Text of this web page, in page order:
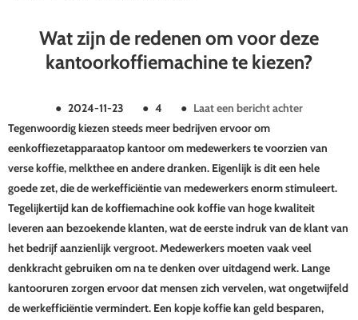
Wat zijn de redenen om voor deze
kantoorkoffiemachine te kiezen?
● 2024-11-23 ● 4 ● Laat een bericht achter
Tegenwoordig kiezen steeds meer bedrijven ervoor om
eenkoffiezetapparaatop kantoor om medewerkers te voorzien van
verse koffie, melkthee en andere dranken. Eigenlijk is dit een hele
goede zet, die de werkefficiëntie van medewerkers enorm stimuleert.
Tegelijkertijd kan de koffiemachine ook koffie van hoge kwaliteit
leveren aan bezoekende klanten, wat de eerste indruk van de klant van
het bedrijf aanzienlijk vergroot. Medewerkers moeten vaak veel
denkkracht gebruiken om na te denken over uitdagend werk. Lange
kantooruren zorgen ervoor dat mensen zich vervelen, wat ongetwijfeld
de werkefficiëntie vermindert. Een kopje koffie kan geld besparen,